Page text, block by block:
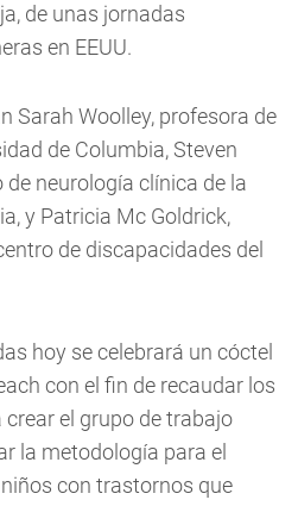
de unas jornadas
en EEUU.
Sarah Woolley, profesora de
de Columbia, Steven
neurología clínica de la
y Patricia Mc Goldrick,
de discapacidades del
hoy se celebrará un cóctel
con el fin de recaudar los
el grupo de trabajo
la metodología para el
con trastornos que